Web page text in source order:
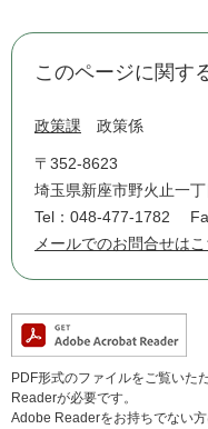
このページに関す
政策課 政策係
〒352-8623
埼玉県新座市野火止一
Tel：048-477-1782
メールでのお問合せはこ
PDF形式のファイルをご覧いた
Readerが必要です。
Adobe Readerをお持ちでない